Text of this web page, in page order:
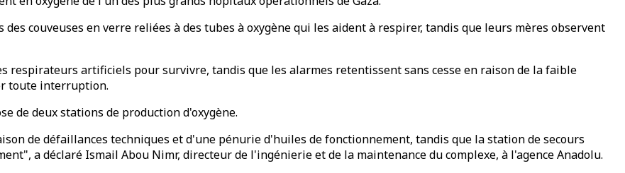
couveuses en verre reliées à des tubes à oxygène qui les aident à respirer, tandis que leurs mères observent
respirateurs artificiels pour survivre, tandis que les alarmes retentissent sans cesse en raison de la faible
toute interruption.
de deux stations de production d'oxygène.
de défaillances techniques et d'une pénurie d'huiles de fonctionnement, tandis que la station de secours
a déclaré Ismail Abou Nimr, directeur de l'ingénierie et de la maintenance du complexe, à l'agence Anadolu.